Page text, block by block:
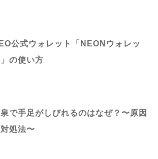
公式ウォレット「NEONウォレッ
」の使い方
で手足がしびれるのはなぜ？〜原因
処法〜